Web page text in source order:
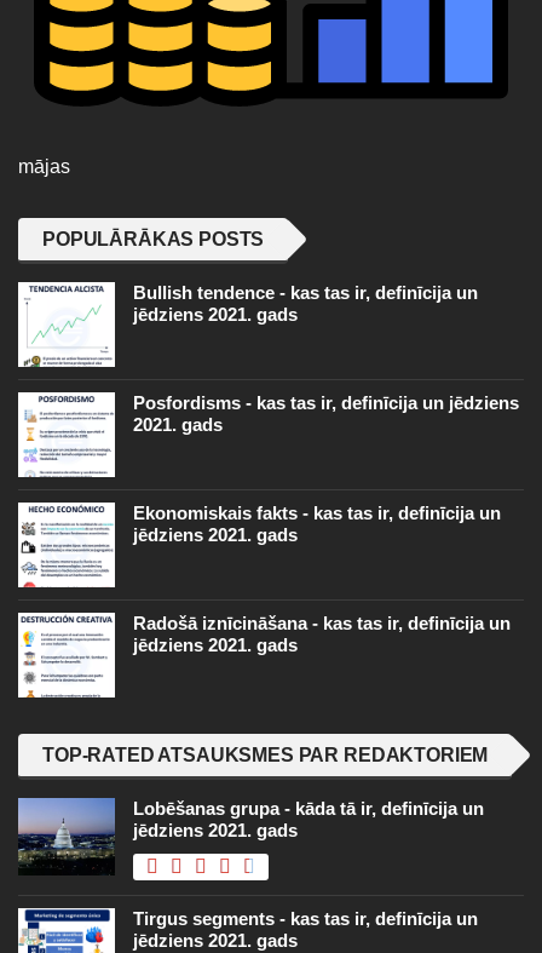
mājas
POPULĀRĀKAS POSTS
Bullish tendence - kas tas ir, definīcija un
jēdziens 2021. gads
Posfordisms - kas tas ir, definīcija un jēdziens
2021. gads
Ekonomiskais fakts - kas tas ir, definīcija un
jēdziens 2021. gads
Radošā iznīcināšana - kas tas ir, definīcija un
jēdziens 2021. gads
TOP-RATED ATSAUKSMES PAR REDAKTORIEM
Lobēšanas grupa - kāda tā ir, definīcija un
jēdziens 2021. gads
Tirgus segments - kas tas ir, definīcija un
jēdziens 2021. gads